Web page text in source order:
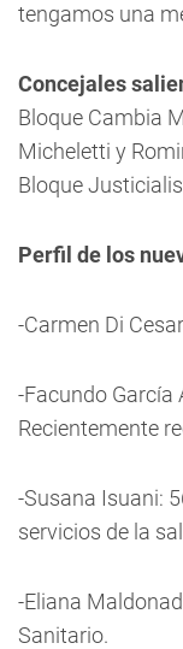
tengamos una
Concejales
Bloque Cambia
Micheletti y
Bloque
Perfil de los
-Carmen Di
-Facundo García
Recientemente
-Susana Isuani:
servicios de la
-Eliana
Sanitario.